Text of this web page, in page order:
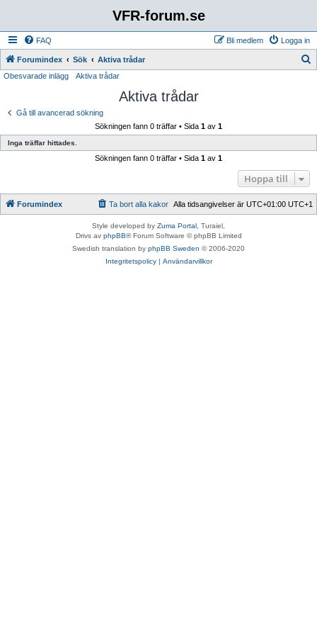
VFR-forum.se
FAQ Logga in
Bli medlem
Forumindex Sök Aktiva trådar
Obesvarade inlägg Aktiva trådar
Aktiva trådar
Gå till avancerad sökning
Sökningen fann 0 träffar • Sida 1 av 1
Inga träffar hittades.
Sökningen fann 0 träffar • Sida 1 av 1
Hoppa till
Forumindex Alla tidsangivelser är UTC+01:00 UTC+1
Ta bort alla kakor
Style developed by Zuma Portal , Turaiel,
Drivs av phpBB® Forum Software © phpBB Limited
Swedish translation by phpBB Sweden © 2006-2020
Integritetspolicy| Användarvillkor